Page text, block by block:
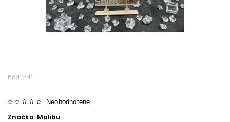
Kód: 441
Neohodnotené
Značka: Malibu